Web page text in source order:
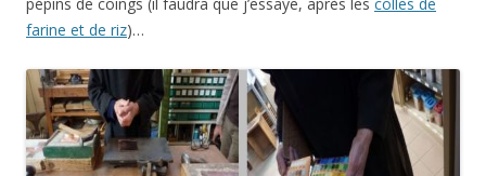
farine et de riz)…